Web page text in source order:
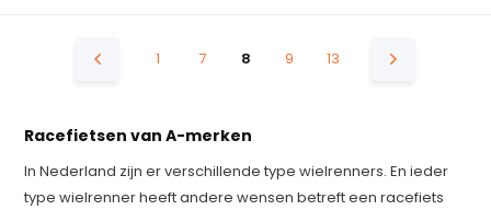
1 7 8 9 13
Racefietsen van A-merken
In Nederland zijn er verschillende type wielrenners. En ieder
type wielrenner heeft andere wensen betreft een racefiets